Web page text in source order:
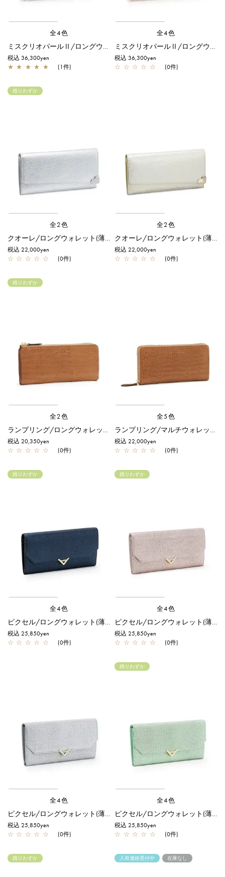
全4色
ミスクリオパールⅡ/ロングウォレット/シルバー
税込 36,300yen
★ ★ ★ ★ ★ (1件)
全4色
ミスクリオパールⅡ/ロングウォレット/ピンク
税込 36,300yen
☆ ☆ ☆ ☆ ☆ (0件)
残りわずか
全2色
クオーレ/ロングウォレット(薄型)/シルバー
税込 22,000yen
☆ ☆ ☆ ☆ ☆ (0件)
全2色
クオーレ/ロングウォレット(薄型)/ゴールド
税込 22,000yen
☆ ☆ ☆ ☆ ☆ (0件)
残りわずか
全2色
ランプリング/ロングウォレット(薄型)/モカ
税込 20,350yen
☆ ☆ ☆ ☆ ☆ (0件)
全5色
ランプリング/マルチウォレット/モカ
税込 22,000yen
☆ ☆ ☆ ☆ ☆ (0件)
残りわずか
全4色
ピクセル/ロングウォレット(薄型)/ネイビー
税込 25,850yen
☆ ☆ ☆ ☆ ☆ (0件)
残りわずか
全4色
ピクセル/ロングウォレット(薄型)/ピンク
税込 25,850yen
☆ ☆ ☆ ☆ ☆ (0件)
全4色
ピクセル/ロングウォレット(薄型)/シルバー
税込 25,850yen
☆ ☆ ☆ ☆ ☆ (0件)
残りわずか
全4色
ピクセル/ロングウォレット(薄型)/グリーン
税込 25,850yen
☆ ☆ ☆ ☆ ☆ (0件)
残りわずか 入荷連絡受付中 在庫なし